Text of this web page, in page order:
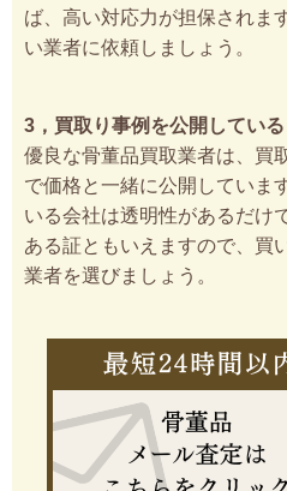
ば、高い対応力が担保されま
い業者に依頼しましょう。
3，買取り事例を公開している
優良な骨董品買取業者は、買
で価格と一緒に公開していま
いる会社は透明性があるだけ
ある証ともいえますので、買
業者を選びましょう。